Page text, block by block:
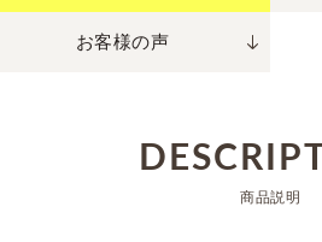
お客様の声
商品説明